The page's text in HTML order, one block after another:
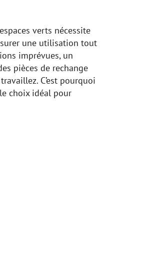
verts nécessite
une utilisation tout
imprévues, un
pièces de rechange
C’est pourquoi
choix idéal pour